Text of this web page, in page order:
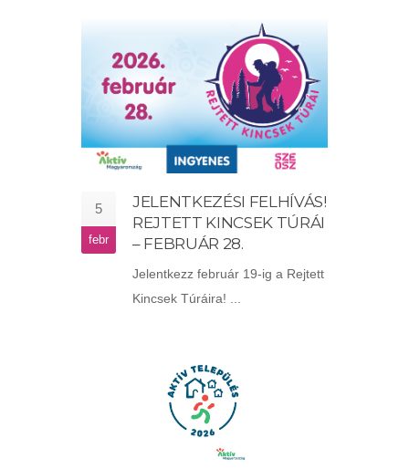
5
febr
JELENTKEZÉSI FELHÍVÁS!
REJTETT KINCSEK TÚRÁI
– FEBRUÁR 28.
Jelentkezz február 19-ig a Rejtett
Kincsek Túráira! ...